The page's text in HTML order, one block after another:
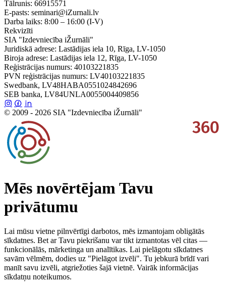
Tālrunis: 66915571
E-pasts: seminari@iZurnali.lv
Darba laiks: 8:00 – 16:00 (I-V)
Rekvizīti
SIA "Izdevniecība iŽurnāli"
Juridiskā adrese: Lastādijas iela 10, Rīga, LV-1050
Biroja adrese: Lastādijas iela 12, Rīga, LV-1050
Reģistrācijas numurs: 40103221835
PVN reģistrācijas numurs: LV40103221835
Swedbank, LV48HABA0551024842696
SEB banka, LV84UNLA0055004409856
© 2009 - 2026 SIA "Izdevniecība iŽurnāli"
Mēs novērtējam Tavu
privātumu
Lai mūsu vietne pilnvērtīgi darbotos, mēs izmantojam obligātās
sīkdatnes. Bet ar Tavu piekrišanu var tikt izmantotas vēl citas —
funkcionālās, mārketinga un analītikas. Lai pielāgotu sīkdatnes
savām vēlmēm, dodies uz "Pielāgot izvēli". Tu jebkurā brīdī vari
manīt savu izvēli, atgriežoties šajā vietnē. Vairāk informācijas
sīkdatņu noteikumos.